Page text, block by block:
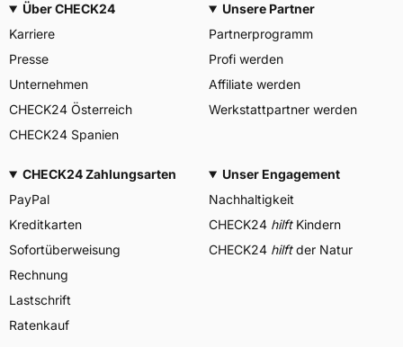
Über CHECK24
Karriere
Presse
Unternehmen
CHECK24 Österreich
CHECK24 Spanien
Unsere Partner
Partnerprogramm
Profi werden
Affiliate werden
Werkstattpartner werden
CHECK24 Zahlungsarten
PayPal
Kreditkarten
Sofortüberweisung
Rechnung
Lastschrift
Ratenkauf
Unser Engagement
Nachhaltigkeit
CHECK24 hilftKindern
CHECK24 hilftder Natur